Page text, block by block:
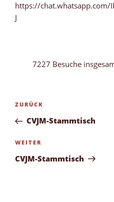
https://chat.whatsapp.com/
J
7227 Besuche
Beitragsnavigation
Vorheriger
Beitrag
ZURÜCK
CVJM-Stammtisch
Nächster
Beitrag
WEITER
CVJM-Stammtisch